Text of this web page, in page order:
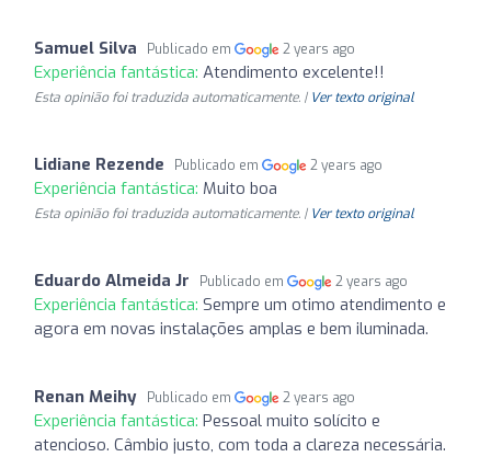
Samuel Silva Publicado em 2 years ago
Experiência fantástica: Atendimento excelente!!
Esta opinião foi traduzida automaticamente. | Ver texto original
Lidiane Rezende Publicado em 2 years ago
Experiência fantástica: Muito boa
Esta opinião foi traduzida automaticamente. | Ver texto original
Eduardo Almeida Jr Publicado em 2 years ago
Experiência fantástica: Sempre um otimo atendimento e
agora em novas instalações amplas e bem iluminada.
Renan Meihy Publicado em 2 years ago
Experiência fantástica: Pessoal muito solícito e
atencioso. Câmbio justo, com toda a clareza necessária.